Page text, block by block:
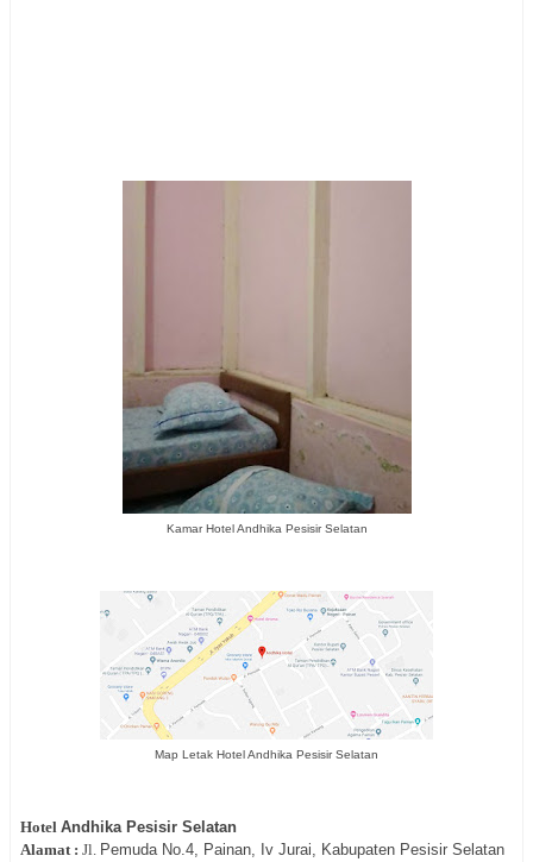
Kamar Hotel Andhika Pesisir Selatan
Map Letak Hotel Andhika Pesisir Selatan
Hotel Andhika Pesisir Selatan
Alamat : Jl. Pemuda No.4, Painan, Iv Jurai, Kabupaten Pesisir Selatan